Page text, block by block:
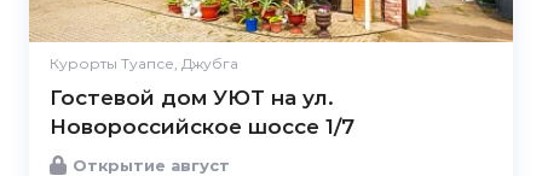
Курорты Туапсе, Джубга
Гостевой дом УЮТ на ул.
Новороссийское шоссе 1/7
Открытие август